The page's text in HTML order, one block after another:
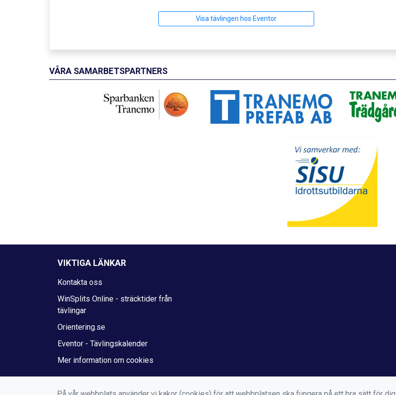
Visa tävlingen hos Eventor
VÅRA SAMARBETSPARTNERS
VIKTIGA LÄNKAR
Kontakta oss
WinSplits Online - sträcktider från
tävlingar
Orientering.se
Eventor - Tävlingskalender
Mer information om cookies